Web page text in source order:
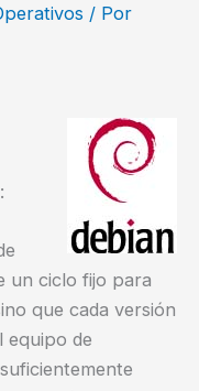
/ Por
un ciclo fijo para
que cada versión
equipo de